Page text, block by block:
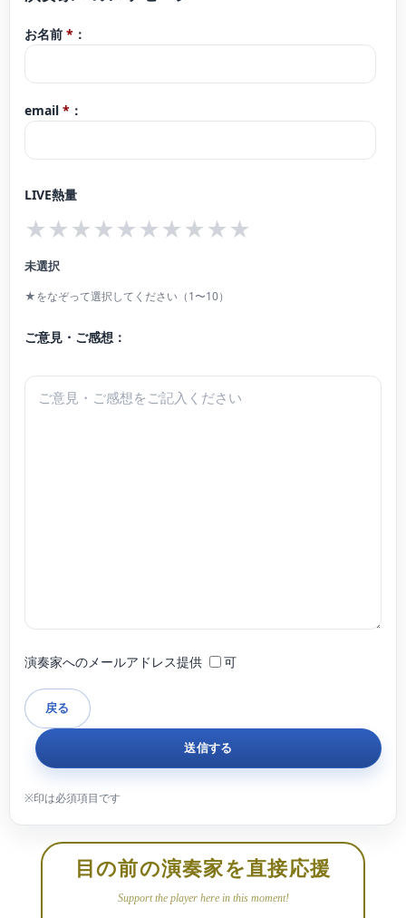
お名前 * ：
email * ：
LIVE熱量
★★★★★★★★★★
未選択
★をなぞって選択してください（1〜10）
ご意見・ご感想：
演奏家へのメールアドレス提供 可
目の前の演奏家を直接応援
Support the player here in this moment!